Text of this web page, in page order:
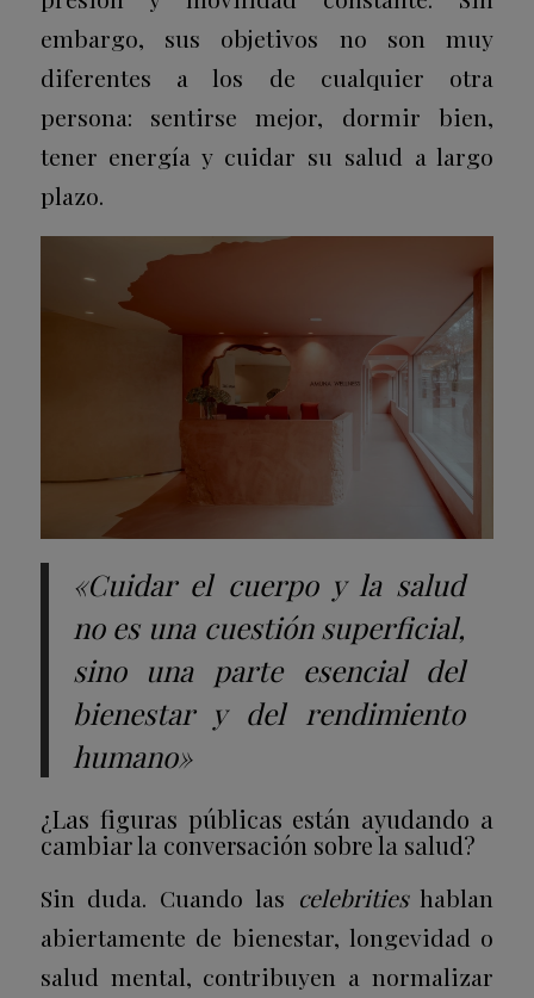
embargo, sus objetivos no son muy
diferentes a los de cualquier otra
persona: sentirse mejor, dormir bien,
tener energía y cuidar su salud a largo
plazo.
«Cuidar el cuerpo y la salud
no es una cuestión superficial,
sino una parte esencial del
bienestar y del rendimiento
humano»
¿Las figuras públicas están ayudando a
cambiar la conversación sobre la salud?
Sin duda. Cuando las celebritieshablan
abiertamente de bienestar, longevidad o
salud mental, contribuyen a normalizar